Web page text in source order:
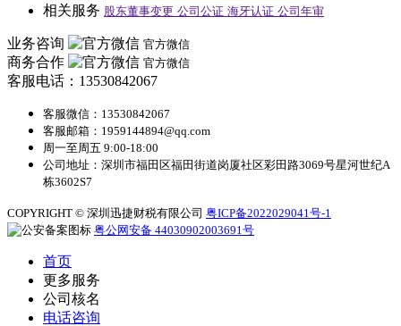
相关服务 股东董事变更 公司公证 海牙认证 公司年审
业务咨询 官方微信
商务合作 官方微信
客服电话：13530842067
客服微信：13530842067
客服邮箱：1959144894@qq.com
周一至周五 9:00-18:00
公司地址：深圳市福田区福田街道岗厦社区彩田路3069号星河世纪A
栋3602S7
COPYRIGHT © 深圳迅捷财税有限公司 粤ICP备2022029041号-1
粤公网安备 44030902003691号
首页
更多服务
公司核名
电话咨询